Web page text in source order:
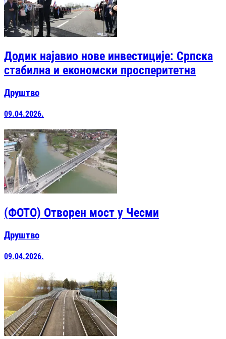
Додик најавио нове инвестиције: Српска
стабилна и економски просперитетна
Друштво
09.04.2026.
(ФОТО) Отворен мост у Чесми
Друштво
09.04.2026.